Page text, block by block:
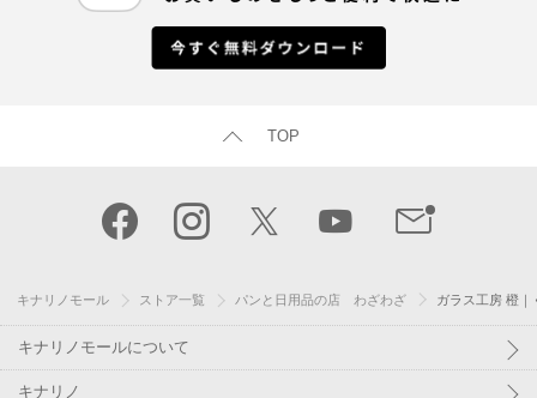
TOP
キナリノモール ストア一覧 パンと日用品の店 わざわざ ガラス工房 橙
キナリノモールについて
キナリノ